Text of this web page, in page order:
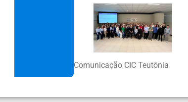
Comunicação CIC Teutônia